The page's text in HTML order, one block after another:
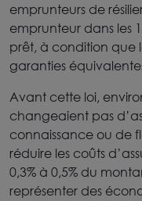
emprunteurs de
emprunteur dans les
prêt, à condition que
garanties
Avant cette loi,
changeaient pas
connaissance ou de
réduire les coûts
0,3% à 0,5% du
représenter des